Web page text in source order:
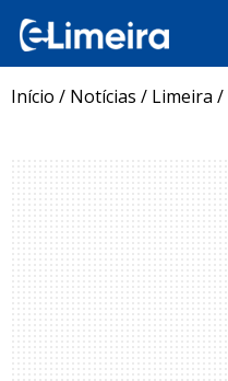
Início / Notícias / Limeira /